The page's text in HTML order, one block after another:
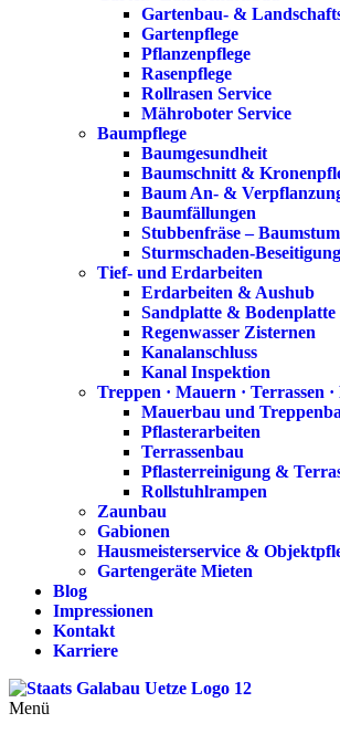
Gartenbau- &
Gartenpflege
Pflanzenpflege
Rasenpflege
Rollrasen Service
Mähroboter Service
Baumpflege
Baumgesundheit
Baumschnitt &
Baum An- &
Baumfällungen
Stubbenfräse –
Sturmschaden-Beseitigung
Tief- und Erdarbeiten
Erdarbeiten & Aushub
Sandplatte & Bodenplatte
Regenwasser Zisternen
Kanalanschluss
Kanal Inspektion
Treppen · Mauern · Terrassen
Mauerbau und
Pflasterarbeiten
Terrassenbau
Pflasterreinigung &
Rollstuhlrampen
Zaunbau
Gabionen
Hausmeisterservice &
Gartengeräte Mieten
Blog
Impressionen
Kontakt
Karriere
Menü